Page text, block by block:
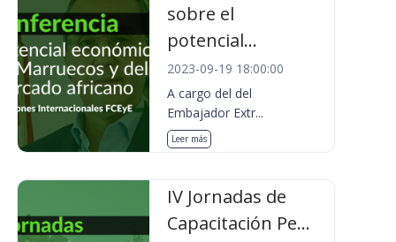
sobre el
potencial...
2023-09-19 18:00:00
A cargo del del
Embajador Extr...
Leer más
IV Jornadas de
Capacitación Pe...